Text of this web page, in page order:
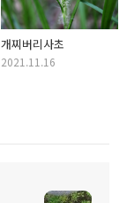
개찌버리사초
2021.11.16